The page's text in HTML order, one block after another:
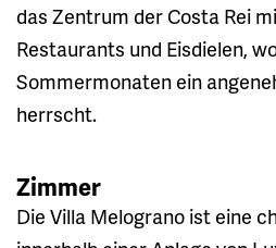
das Zentrum der Costa Rei
Restaurants und Eisdielen,
Sommermonaten ein
herrscht.
Zimmer
Die Villa Melograno ist eine